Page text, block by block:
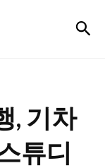
, 기차
튜디